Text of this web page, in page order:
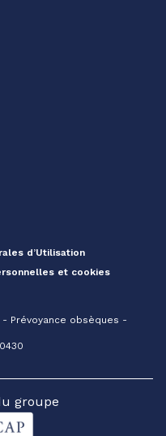
d’Utilisation
et cookies
Prévoyance obsèques -
groupe